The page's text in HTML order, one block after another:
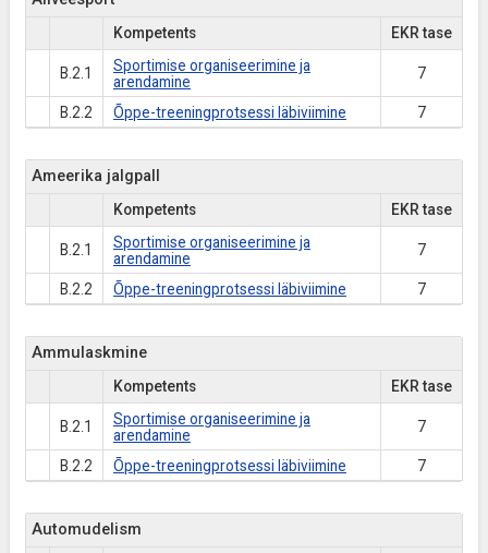
Kompetents EKR tase
B.2.1
Sportimise organiseerimine ja
arendamine
7
B.2.2 Õppe-treeningprotsessi läbiviimine 7
Ameerika jalgpall
Kompetents EKR tase
B.2.1
Sportimise organiseerimine ja
arendamine
7
B.2.2 Õppe-treeningprotsessi läbiviimine 7
Ammulaskmine
Kompetents EKR tase
B.2.1
Sportimise organiseerimine ja
arendamine
7
B.2.2 Õppe-treeningprotsessi läbiviimine 7
Automudelism